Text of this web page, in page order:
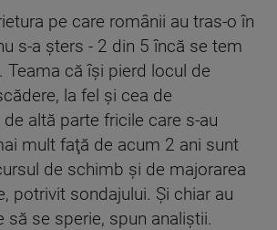
pe care românii au tras-o în
s-a şters - 2 din 5 încă se tem
Teama că îşi pierd locul de
la fel şi cea de
altă parte fricile care s-au
mult faţă de acum 2 ani sunt
de schimb şi de majorarea
potrivit sondajului. Şi chiar au
să se sperie, spun analiştii.